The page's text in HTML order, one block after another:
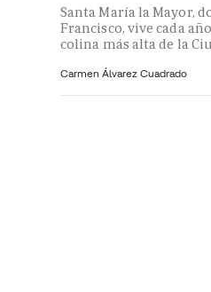
Santa María la Mayor,
Francisco, vive cada
colina más alta de la
Carmen Álvarez Cuadrado